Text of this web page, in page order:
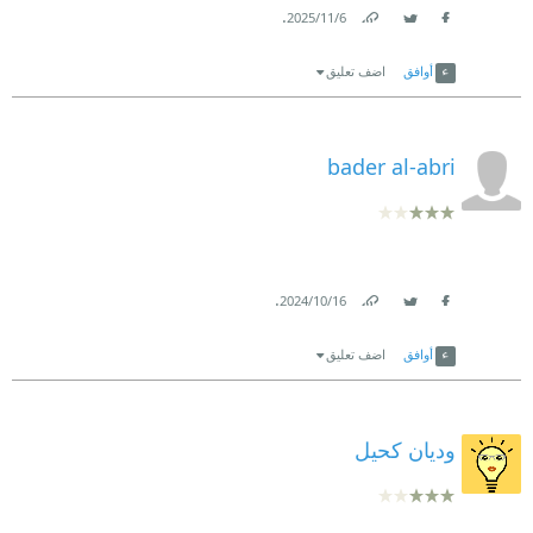
6‏/11‏/2025
.
أوافق اضف تعليق
bader al-abri
16‏/10‏/2024
.
أوافق اضف تعليق
وديان كحيل